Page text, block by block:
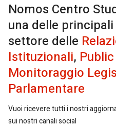
Nomos Centro
una delle
settore delle
Istituzionali,
Monitoraggio
Parlamentare
Vuoi ricevere tutti i nostri
sui nostri canali social